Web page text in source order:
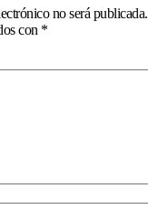
no será publicada.
con *